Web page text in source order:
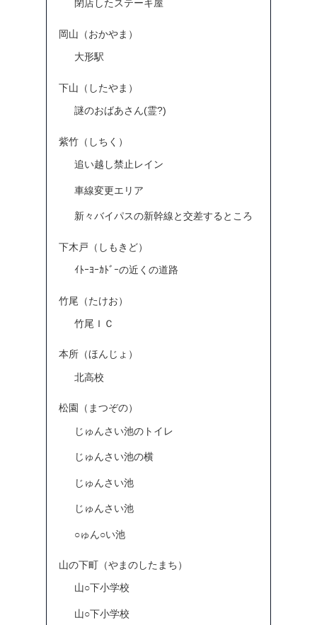
閉店したステーキ屋
岡山（おかやま）
大形駅
下山（したやま）
謎のおばあさん(霊?)
紫竹（しちく）
追い越し禁止レイン
車線変更エリア
新々バイパスの新幹線と交差するところ
下木戸（しもきど）
ｲﾄｰﾖｰｶﾄﾞｰの近くの道路
竹尾（たけお）
竹尾ＩＣ
本所（ほんじょ）
北高校
松園（まつぞの）
じゅんさい池のトイレ
じゅんさい池の横
じゅんさい池
じゅんさい池
○ゅん○い池
山の下町（やまのしたまち）
山○下小学校
山○下小学校